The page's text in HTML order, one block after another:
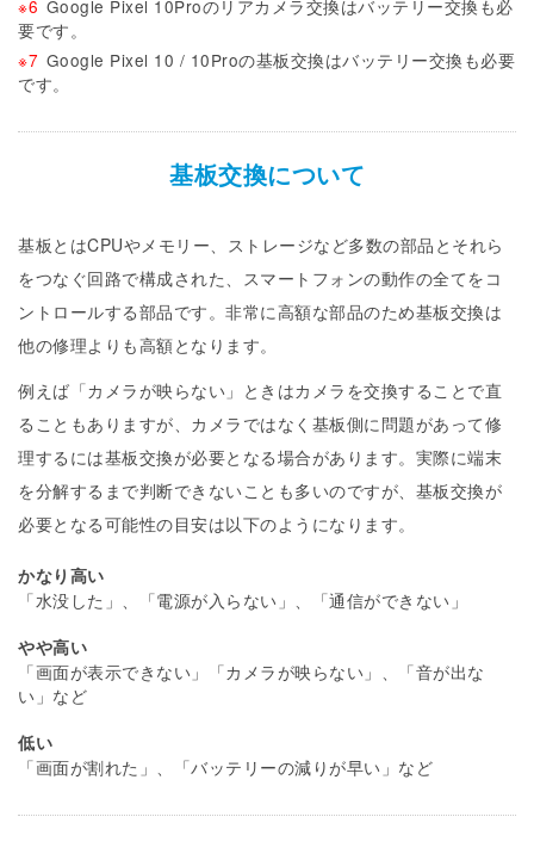
※6 Google Pixel 10Proのリアカメラ交換はバッテリー交換も必
要です。
※7 Google Pixel 10 / 10Proの基板交換はバッテリー交換も必要
です。
基板交換について
基板とはCPUやメモリー、ストレージなど多数の部品とそれら
をつなぐ回路で構成された、スマートフォンの動作の全てをコ
ントロールする部品です。非常に高額な部品のため基板交換は
他の修理よりも高額となります。
例えば「カメラが映らない」ときはカメラを交換することで直
ることもありますが、カメラではなく基板側に問題があって修
理するには基板交換が必要となる場合があります。実際に端末
を分解するまで判断できないことも多いのですが、基板交換が
必要となる可能性の目安は以下のようになります。
かなり高い
「水没した」、「電源が入らない」、「通信ができない」
やや高い
「画面が表示できない」「カメラが映らない」、「音が出な
い」など
低い
「画面が割れた」、「バッテリーの減りが早い」など